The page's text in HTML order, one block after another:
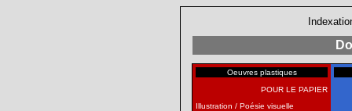
Oeuvres plastiques
POUR LE PAPIER
Illustration / Poésie visuelle